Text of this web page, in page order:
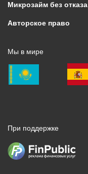
Микрозайм без отказа
Авторское право
Мы в мире
При поддержке